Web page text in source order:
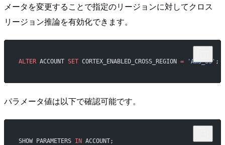
メータを変更することで指定のリージョンに対してクロス
リージョン推論を有効化できます。
ALTER ACCOUNT SET CORTEX_ENABLED_CROSS_REGION = 'AWS_US' ;
パラメータ値は以下で確認可能です。
SHOW PARAMETERS IN ACCOUNT;